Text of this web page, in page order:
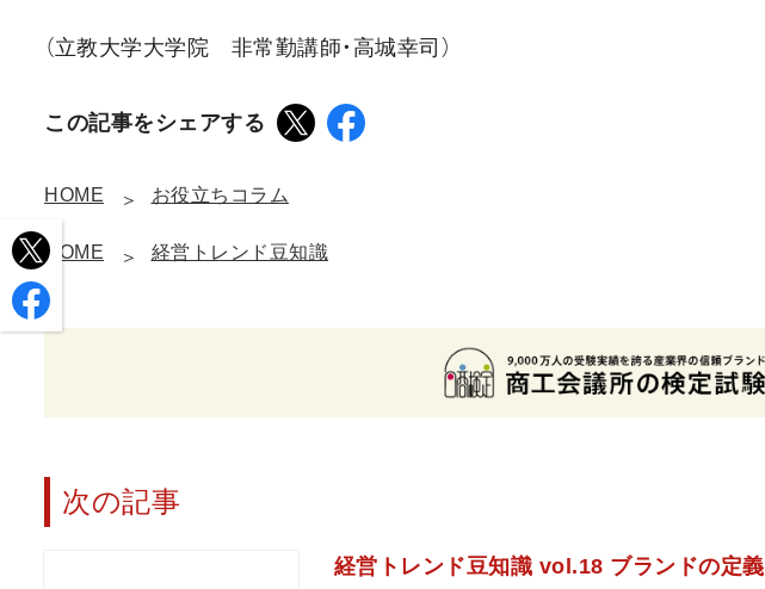
（立教大学大学院 非常勤講師・高城幸司）
この記事をシェアする
HOME お役立ちコラム
HOME 経営トレンド豆知識
次の記事
経営トレンド豆知識 vol.18 ブランドの定義